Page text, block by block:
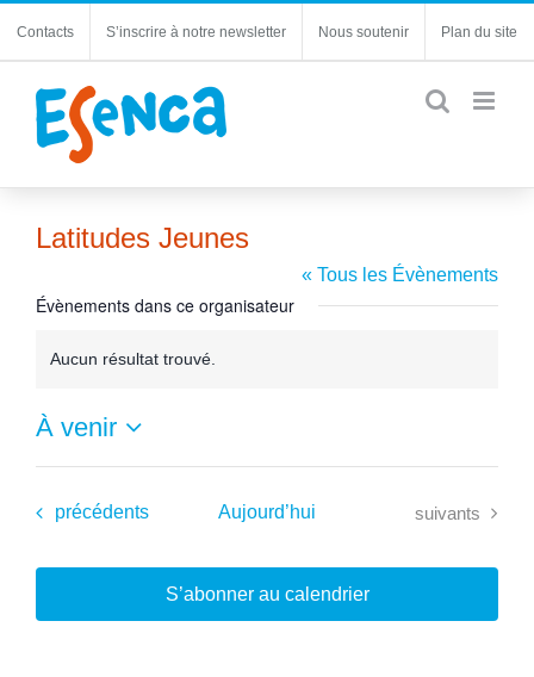
Contacts S’inscrire à notre newsletter Nous soutenir Plan du site
Latitudes Jeunes
« Tous les Évènements
Évènements dans ce organisateur
Aucun résultat trouvé.
À venir
Sélectionnez
date.
Évènements
précédents Aujourd’hui Évènements
suivants
S’abonner au calendrier